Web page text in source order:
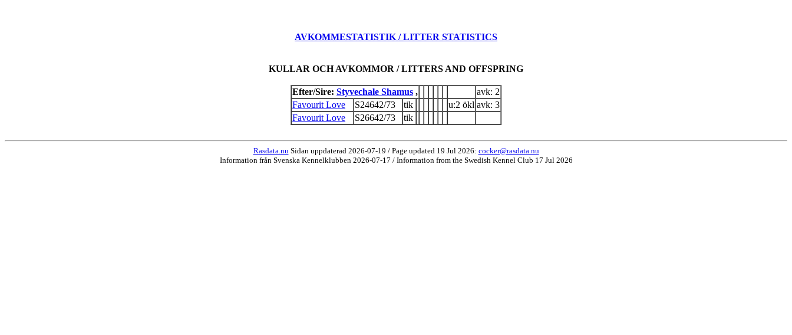
AVKOMMESTATISTIK / LITTER STATISTICS
KULLAR OCH AVKOMMOR / LITTERS AND OFFSPRING
Efter/Sire: Styvechale Shamus ,
avk: 2
Favourit Love
S24642/73 tik u:2 ökl avk: 3
Favourit Love
S26642/73 tik
Rasdata.nu Sidan uppdaterad 2026-07-19 / Page updated 19 Jul 2026: cocker@rasdata.nu
Information från Svenska Kennelklubben 2026-07-17 / Information from the Swedish Kennel Club 17 Jul 2026